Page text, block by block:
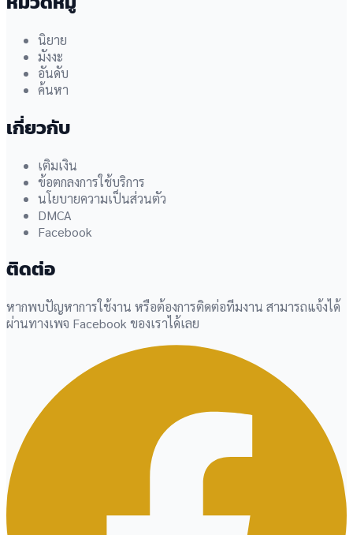
นิยาย
มังงะ
อันดับ
ค้นหา
เกี่ยวกับ
เติมเงิน
ข้อตกลงการใช้บริการ
นโยบายความเป็นส่วนตัว
DMCA
Facebook
ติดต่อ
หากพบปัญหาการใช้งาน หรือต้องการติดต่อทีมงาน สามารถแจ้งได้
ผ่านทางเพจ Facebook ของเราได้เลย